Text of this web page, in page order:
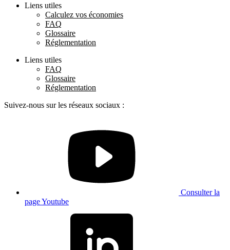
Liens utiles
Calculez vos économies
FAQ
Glossaire
Réglementation
Liens utiles
FAQ
Glossaire
Réglementation
Suivez-nous sur les réseaux sociaux :
Consulter la
page Youtube